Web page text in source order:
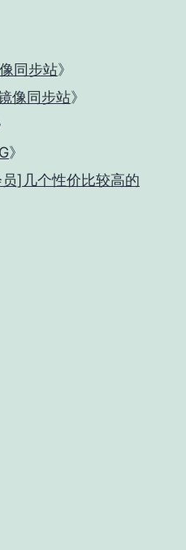
同步站》
像同步站》
》
]几个性价比较高的